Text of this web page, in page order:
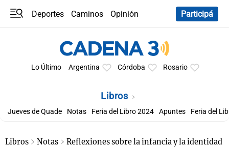
Deportes Caminos
Opinión
Participá
Lo Último Argentina Córdoba Rosario
Libros
Jueves de Quade Notas Feria del Libro 2024 Apuntes Feria del
Libros Notas Reflexiones sobre la infancia y la identidad